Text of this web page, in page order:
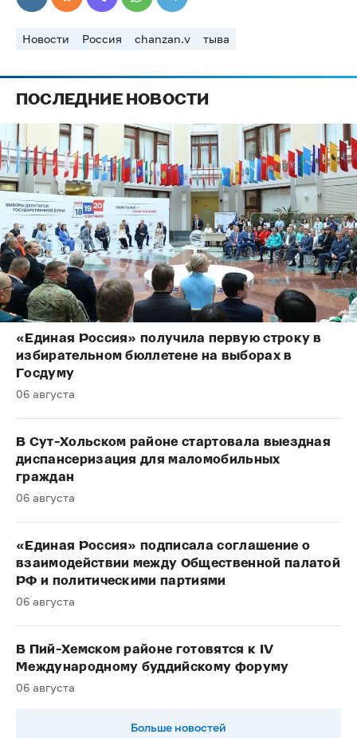
Новости Россия chanzan.v тыва
ПОСЛЕДНИЕ НОВОСТИ
«Единая Россия» получила первую строку в
избирательном бюллетене на выборах в
Госдуму
06 августа
В Сут-Хольском районе стартовала выездная
диспансеризация для маломобильных
граждан
06 августа
«Единая Россия» подписала соглашение о
взаимодействии между Общественной палатой
РФ и политическими партиями
06 августа
В Пий-Хемском районе готовятся к IV
Международному буддийскому форуму
06 августа
Больше новостей